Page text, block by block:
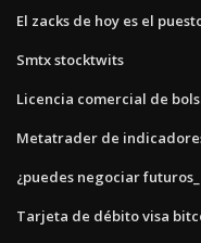
El zacks de hoy es el
Smtx stocktwits
Licencia comercial de
Metatrader de
¿puedes negociar futuros_
Tarjeta de débito visa